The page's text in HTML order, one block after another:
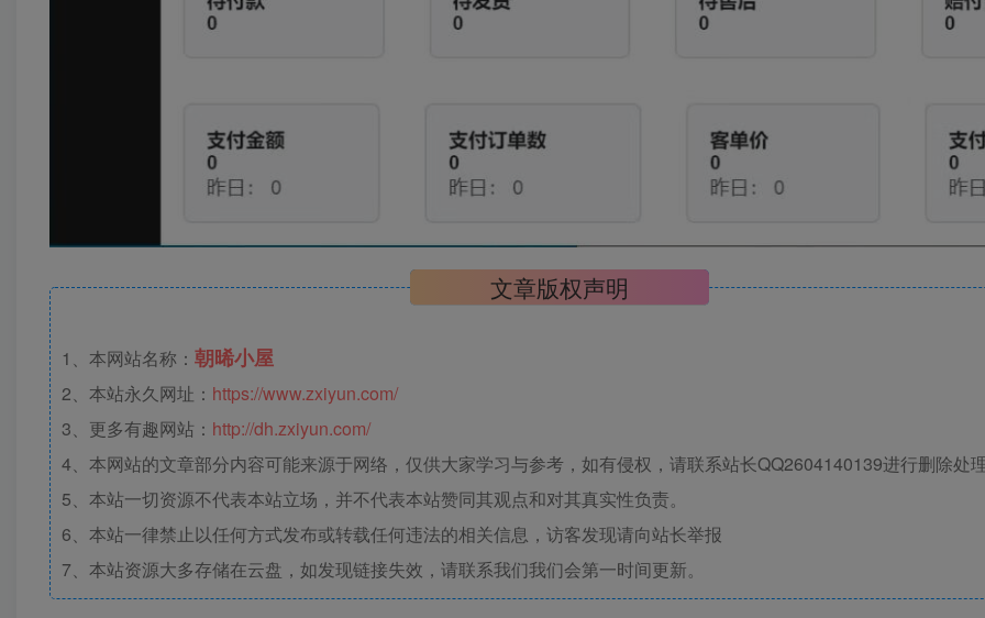
文章版权声明
1、本网站名称： 朝晞小屋
2、本站永久网址： https://www.zxiyun.com/
3、更多有趣网站： http://dh.zxiyun.com/
4、本网站的文章部分内容可能来源于网络，仅供大家学习与参考，如有侵权，请联系站长QQ2604140139进行删除处
5、本站一切资源不代表本站立场，并不代表本站赞同其观点和对其真实性负责。
6、本站一律禁止以任何方式发布或转载任何违法的相关信息，访客发现请向站长举报
7、本站资源大多存储在云盘，如发现链接失效，请联系我们我们会第一时间更新。